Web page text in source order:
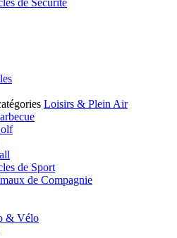
de Securite
Loisirs & Plein Air
de Sport
de Compagnie
& Vélo